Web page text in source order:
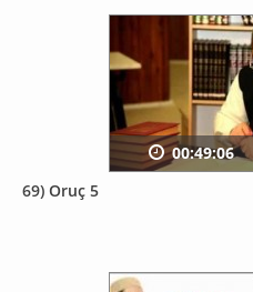
69) Oruç 5
00:49:06